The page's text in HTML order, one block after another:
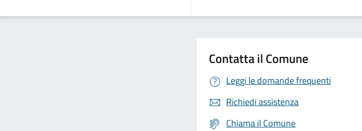
Contatta il Comune
Leggi le domande frequenti
Richiedi assistenza
Chiama il Comune